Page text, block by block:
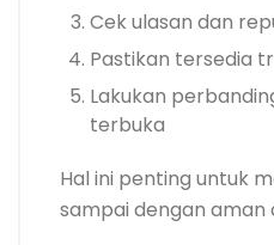
Cek ulasan dan
Pastikan tersedia
Lakukan
terbuka
Hal ini penting untuk
sampai dengan aman